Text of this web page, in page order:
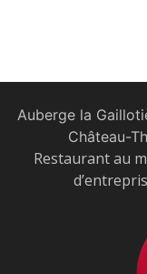
Auberge la
Château-
Restaurant au